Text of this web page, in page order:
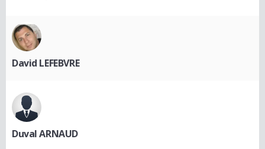
David LEFEBVRE
Duval ARNAUD